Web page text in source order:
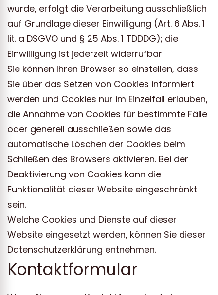
wurde, erfolgt die Verarbeitung ausschließlich
auf Grundlage dieser Einwilligung (Art. 6 Abs. 1
lit. a DSGVO und § 25 Abs. 1 TDDDG); die
Einwilligung ist jederzeit widerrufbar.
Sie können Ihren Browser so einstellen, dass
Sie über das Setzen von Cookies informiert
werden und Cookies nur im Einzelfall erlauben,
die Annahme von Cookies für bestimmte Fälle
oder generell ausschließen sowie das
automatische Löschen der Cookies beim
Schließen des Browsers aktivieren. Bei der
Deaktivierung von Cookies kann die
Funktionalität dieser Website eingeschränkt
sein.
Welche Cookies und Dienste auf dieser
Website eingesetzt werden, können Sie dieser
Datenschutzerklärung entnehmen.
Kontaktformular